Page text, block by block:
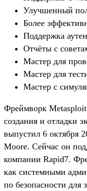
Улучшенный
Более
Поддержка
Отчёты с
Мастер для
Мастер для
Мастер с
Фреймворк
создания и отладки
выпустил 6 октября
Moore. Сейчас он
компании Rapid7.
как системными
по безопасности